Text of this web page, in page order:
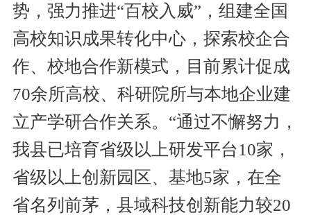
势，强力推进“百校入威”，组建全国
高校知识成果转化中心，探索校企合
作、校地合作新模式，目前累计促成
70余所高校、科研院所与本地企业建
立产学研合作关系。“通过不懈努力，
我县已培育省级以上研发平台10家，
省级以上创新园区、基地5家，在全
省名列前茅，县域科技创新能力较20